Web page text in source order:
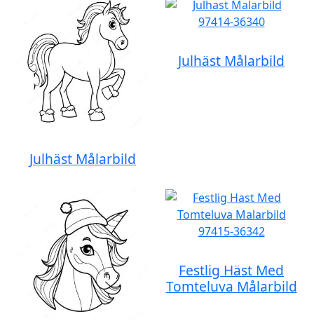
Julhäst Målarbild
Julhäst Målarbild
Festlig Häst Med
Tomteluva Målarbild